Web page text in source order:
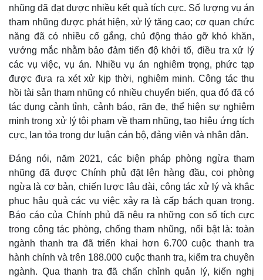
nhũng đã đạt được nhiều kết quả tích cực. Số lượng vụ án
tham nhũng được phát hiện, xử lý tăng cao; cơ quan chức
năng đã có nhiều cố gắng, chủ động tháo gỡ khó khăn,
vướng mắc nhằm bảo đảm tiến độ khởi tố, điều tra xử lý
các vụ việc, vụ án. Nhiều vụ án nghiêm trọng, phức tạp
được đưa ra xét xử kịp thời, nghiêm minh. Công tác thu
hồi tài sản tham nhũng có nhiều chuyển biến, qua đó đã có
tác dụng cảnh tỉnh, cảnh báo, răn đe, thể hiện sự nghiêm
minh trong xử lý tội phạm về tham nhũng, tạo hiệu ứng tích
cực, lan tỏa trong dư luận cán bộ, đảng viên và nhân dân.
Đáng nói, năm 2021, các biện pháp phòng ngừa tham
nhũng đã được Chính phủ đặt lên hàng đầu, coi phòng
ngừa là cơ bản, chiến lược lâu dài, công tác xử lý và khắc
phục hậu quả các vụ việc xảy ra là cấp bách quan trọng.
Báo cáo của Chính phủ đã nêu ra những con số tích cực
trong công tác phòng, chống tham nhũng, nổi bật là: toàn
ngành thanh tra đã triển khai hơn 6.700 cuộc thanh tra
hành chính và trên 188.000 cuộc thanh tra, kiểm tra chuyên
ngành. Qua thanh tra đã chấn chỉnh quản lý, kiến nghị